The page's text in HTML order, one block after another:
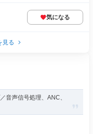
気になる
見る
音声信号処理、ANC、